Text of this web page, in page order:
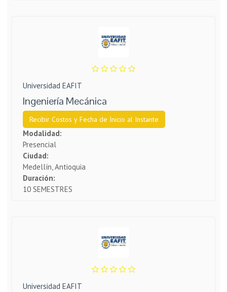
Universidad EAFIT
Ingeniería Mecánica
Recibir Costos y Fecha de Inicio al Instante
Modalidad:
Presencial
Ciudad:
Medellín, Antioquia
Duración:
10 SEMESTRES
Universidad EAFIT